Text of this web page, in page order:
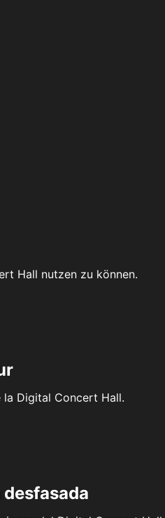
Hall nutzen zu können.
Digital Concert Hall.